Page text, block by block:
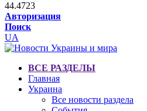
44.4723
Авторизация
Поиск
UA
ВСЕ РАЗДЕЛЫ
Главная
Украина
Все новости раздела